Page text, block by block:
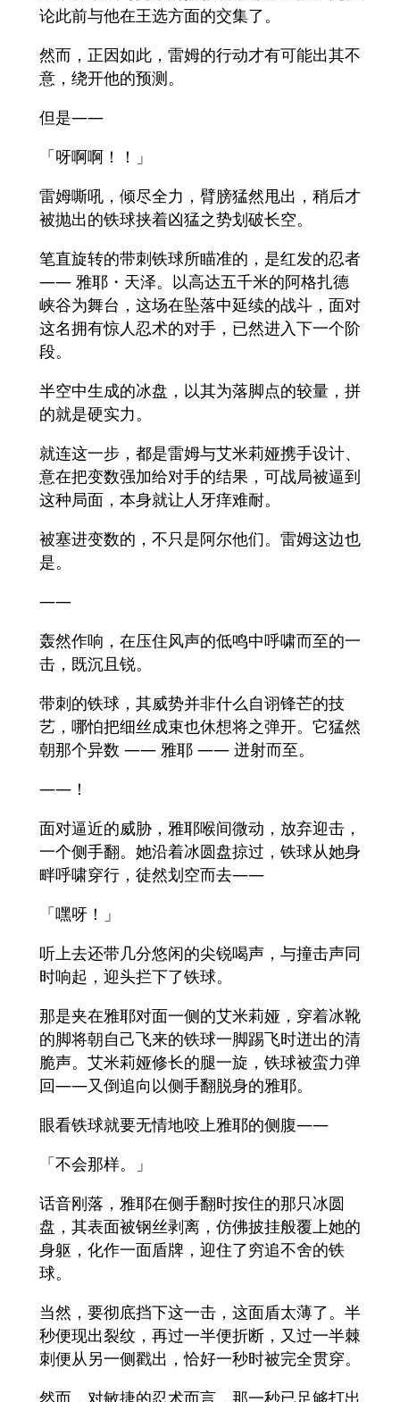
论此前与他在王选方面的交集了。
然而，正因如此，雷姆的行动才有可能出其不
意，绕开他的预测。
但是——
「呀啊啊！！」
雷姆嘶吼，倾尽全力，臂膀猛然甩出，稍后才
被抛出的铁球挟着凶猛之势划破长空。
笔直旋转的带刺铁球所瞄准的，是红发的忍者
—— 雅耶・天泽。以高达五千米的阿格扎德
峡谷为舞台，这场在坠落中延续的战斗，面对
这名拥有惊人忍术的对手，已然进入下一个阶
段。
半空中生成的冰盘，以其为落脚点的较量，拼
的就是硬实力。
就连这一步，都是雷姆与艾米莉娅携手设计、
意在把变数强加给对手的结果，可战局被逼到
这种局面，本身就让人牙痒难耐。
被塞进变数的，不只是阿尔他们。雷姆这边也
是。
——
轰然作响，在压住风声的低鸣中呼啸而至的一
击，既沉且锐。
带刺的铁球，其威势并非什么自诩锋芒的技
艺，哪怕把细丝成束也休想将之弹开。它猛然
朝那个异数 —— 雅耶 —— 迸射而至。
——！
面对逼近的威胁，雅耶喉间微动，放弃迎击，
一个侧手翻。她沿着冰圆盘掠过，铁球从她身
畔呼啸穿行，徒然划空而去——
「嘿呀！」
听上去还带几分悠闲的尖锐喝声，与撞击声同
时响起，迎头拦下了铁球。
那是夹在雅耶对面一侧的艾米莉娅，穿着冰靴
的脚将朝自己飞来的铁球一脚踢飞时迸出的清
脆声。艾米莉娅修长的腿一旋，铁球被蛮力弹
回——又倒追向以侧手翻脱身的雅耶。
眼看铁球就要无情地咬上雅耶的侧腹——
「不会那样。」
话音刚落，雅耶在侧手翻时按住的那只冰圆
盘，其表面被钢丝剥离，仿佛披挂般覆上她的
身躯，化作一面盾牌，迎住了穷追不舍的铁
球。
当然，要彻底挡下这一击，这面盾太薄了。半
秒便现出裂纹，再过一半便折断，又过一半棘
刺便从另一侧戳出，恰好一秒时被完全贯穿。